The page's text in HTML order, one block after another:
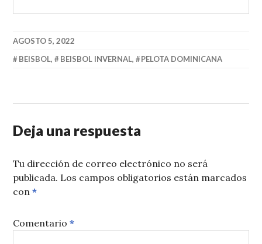
AGOSTO 5, 2022
BEISBOL, BEISBOL INVERNAL, PELOTA DOMINICANA
Deja una respuesta
Tu dirección de correo electrónico no será
publicada. Los campos obligatorios están marcados
con*
Comentario*